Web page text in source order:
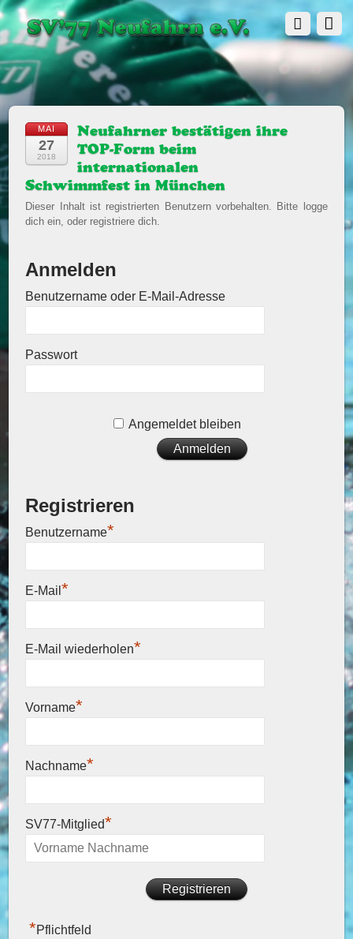
MAI
27
2018
Neufahrner bestätigen ihre
TOP-Form beim
internationalen
Schwimmfest in München
Dieser Inhalt ist registrierten Benutzern vorbehalten. Bitte logge
dich ein, oder registriere dich.
Anmelden
Benutzername oder E-Mail-Adresse
Passwort
Angemeldet bleiben
Registrieren
Benutzername*
E-Mail*
E-Mail wiederholen*
Vorname*
Nachname*
SV77-Mitglied*
*Pflichtfeld